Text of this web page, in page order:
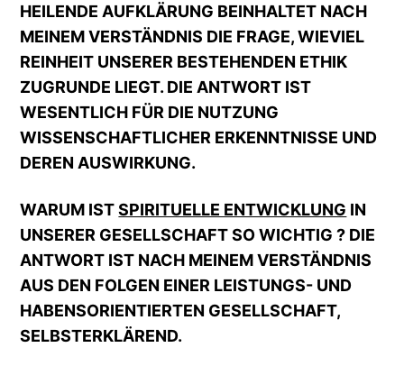
HEILENDE AUFKLÄRUNG BEINHALTET NACH
MEINEM VERSTÄNDNIS DIE FRAGE, WIEVIEL
REINHEIT UNSERER BESTEHENDEN ETHIK
ZUGRUNDE LIEGT. DIE ANTWORT IST
WESENTLICH FÜR DIE NUTZUNG
WISSENSCHAFTLICHER ERKENNTNISSE UND
DEREN AUSWIRKUNG.
WARUM ISTSPIRITUELLE ENTWICKLUNG IN
UNSERER GESELLSCHAFT SO WICHTIG ? DIE
ANTWORT IST NACH MEINEM VERSTÄNDNIS
AUS DEN FOLGEN EINER LEISTUNGS- UND
HABENSORIENTIERTEN GESELLSCHAFT,
SELBSTERKLÄREND.